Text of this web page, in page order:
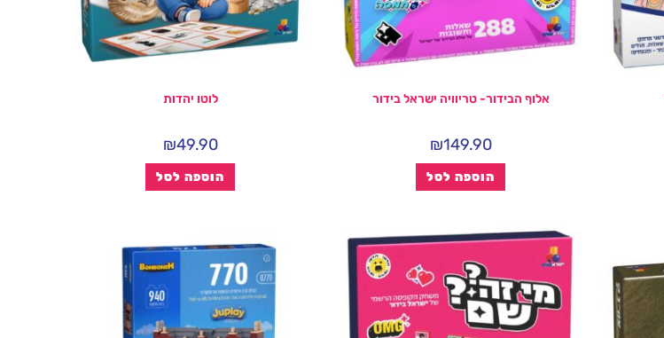
אלוף הבידור- טריוויה ישראל בידור
₪149.90
הוספה לסל
לוטו יהדות
₪49.90
הוספה לסל